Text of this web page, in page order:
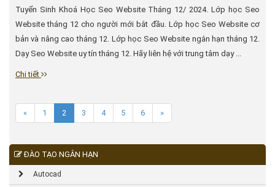
Tuyển Sinh Khoá Học Seo Website Tháng 12/ 2024. Lớp học Seo
Website tháng 12 cho người mới bắt đầu. Lớp học Seo Website cơ
bản và nâng cao tháng 12. Lớp học Seo Website ngắn hạn tháng 12.
Dạy Seo Website uy tín tháng 12. Hãy liên hệ với trung tâm dạy ...
Chi tiết
« 1 2 3 4 5 6 »
ĐÀO TẠO NGẮN HẠN
Autocad